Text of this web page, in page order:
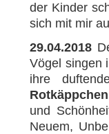
der Kinder
sich mit mir
29.04.2018
Vögel singen
ihre
Rotkäppchen
und
Neuem,